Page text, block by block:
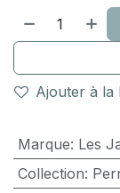
Ajouter à la
Marque: Les
Collection: